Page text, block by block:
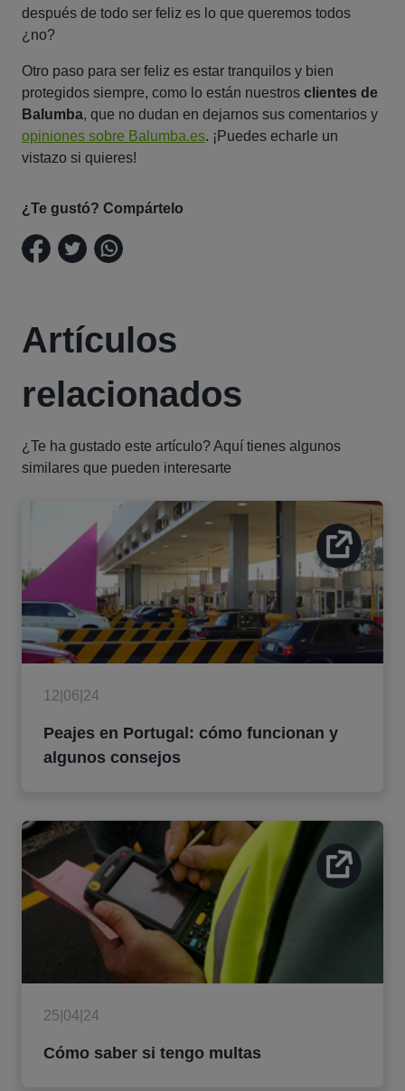
después de todo ser feliz es lo que queremos todos
¿no?
Otro paso para ser feliz es estar tranquilos y bien
protegidos siempre, como lo están nuestros clientes de
Balumba, que no dudan en dejarnos sus comentarios y
opiniones sobre Balumba.es. ¡Puedes echarle un
vistazo si quieres!
¿Te gustó? Compártelo
Artículos
relacionados
¿Te ha gustado este artículo? Aquí tienes algunos
similares que pueden interesarte
12|06|24
Peajes en Portugal: cómo funcionan y
algunos consejos
25|04|24
Cómo saber si tengo multas